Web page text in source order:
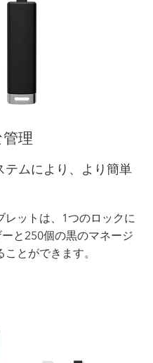
理
テムにより、より簡単
レットは、1つのロックに
と250個の黒のマネージ
とができます。